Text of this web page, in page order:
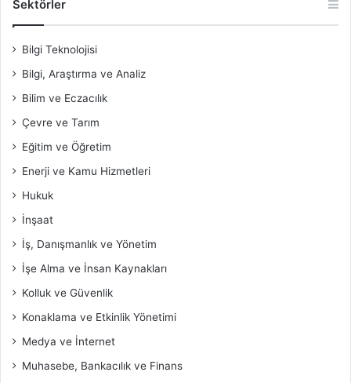
Sektörler
Bilgi Teknolojisi
Bilgi, Araştırma ve Analiz
Bilim ve Eczacılık
Çevre ve Tarım
Eğitim ve Öğretim
Enerji ve Kamu Hizmetleri
Hukuk
İnşaat
İş, Danışmanlık ve Yönetim
İşe Alma ve İnsan Kaynakları
Kolluk ve Güvenlik
Konaklama ve Etkinlik Yönetimi
Medya ve İnternet
Muhasebe, Bankacılık ve Finans